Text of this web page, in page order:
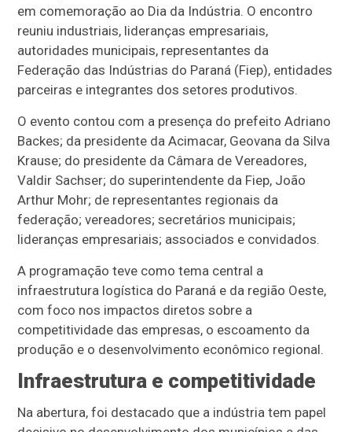
em comemoração ao Dia da Indústria. O encontro
reuniu industriais, lideranças empresariais,
autoridades municipais, representantes da
Federação das Indústrias do Paraná (Fiep), entidades
parceiras e integrantes dos setores produtivos.
O evento contou com a presença do prefeito Adriano
Backes; da presidente da Acimacar, Geovana da Silva
Krause; do presidente da Câmara de Vereadores,
Valdir Sachser; do superintendente da Fiep, João
Arthur Mohr; de representantes regionais da
federação; vereadores; secretários municipais;
lideranças empresariais; associados e convidados.
A programação teve como tema central a
infraestrutura logística do Paraná e da região Oeste,
com foco nos impactos diretos sobre a
competitividade das empresas, o escoamento da
produção e o desenvolvimento econômico regional.
Infraestrutura e competitividade
Na abertura, foi destacado que a indústria tem papel